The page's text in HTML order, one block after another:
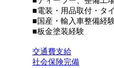
■電装・用品取付・タ
■国産・輸入車整備経
■板金塗装経験
交通費支給
社会保険完備